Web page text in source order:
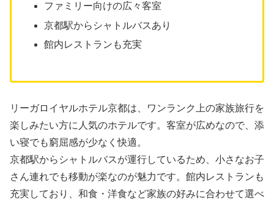
ファミリー向けの広々客室
京都駅からシャトルバスあり
館内レストランも充実
リーガロイヤルホテル京都は、ワンランク上の家族旅行を
楽しみたい方に人気のホテルです。客室が広めなので、添
い寝でも窮屈感が少なく快適。
京都駅からシャトルバスが運行しているため、小さなお子
さん連れでも移動が楽なのが魅力です。館内レストランも
充実しており、和食・洋食など家族の好みに合わせて選べ